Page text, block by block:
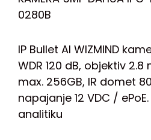
0280B
IP Bullet AI WIZMIND
WDR 120 dB, objektiv
max. 256GB, IR domet 80
napajanje 12 VDC /
analitiku